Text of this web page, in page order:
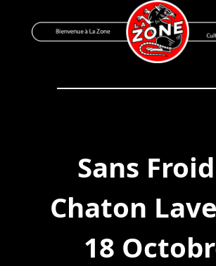
to
Bienvenue à La Zone
Zone de Cultures
Sans
Chaton
18